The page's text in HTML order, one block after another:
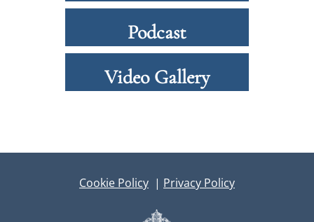
Podcast
Video Gallery
Cookie Policy | Privacy Policy